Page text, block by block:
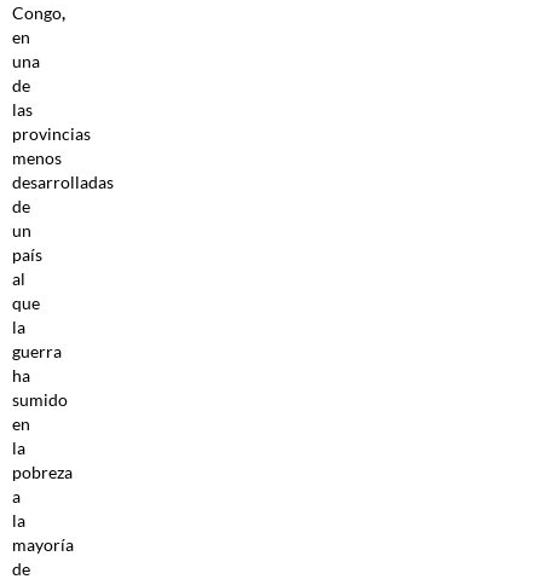
Congo,
en
una
de
las
provincias
menos
desarrolladas
de
un
país
al
que
la
guerra
ha
sumido
en
la
pobreza
a
la
mayoría
de